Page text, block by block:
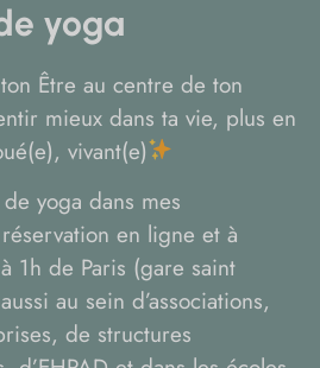
yoga
Être au centre de ton
mieux dans ta vie, plus en
vivant(e)
yoga dans mes
en ligne et à
1h de Paris (gare saint
au sein d’associations,
de structures